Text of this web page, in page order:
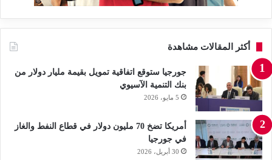
أكثر المقالات مشاهدة
جورجيا ستوقع اتفاقية تمويل بقيمة مليار دولار من
بنك التنمية الآسيوي
5 مايو، 2026
أمريكا تضخ 70 مليون دولار في قطاع النفط والغاز
في جورجيا
30 أبريل، 2026